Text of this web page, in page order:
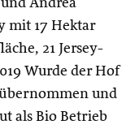
Andrea
mit 17 Hektar
21 Jersey-
Wurde der Hof
und
als Bio Betrieb